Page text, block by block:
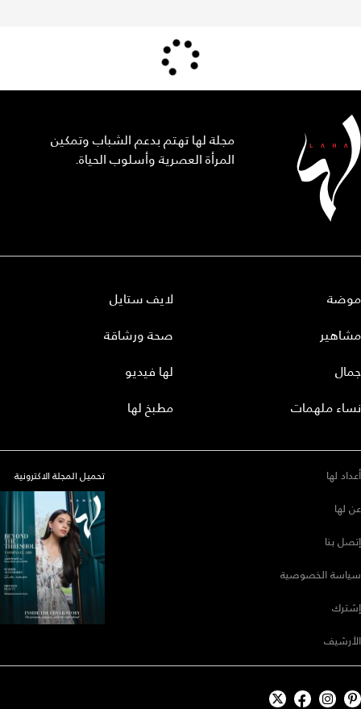
مجلة لها تهتم بدعم الشباب وتمكين
المرأة العصرية وأسلوب الحياة.
موضة
مشاهير
جمال
نساء ملهمات
لايف ستايل
صحة ورشاقة
لها فيديو
مطبخ لها
أعداد لها
عن لها
إتصل بنا
سياسة الخصوصية
إشترك
الأرشيف
تحميل المجلة الاكترونية